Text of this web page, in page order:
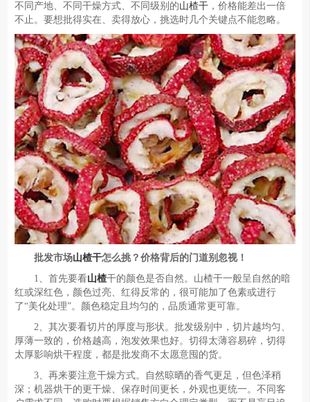
不同产地、不同干燥方式、不同级别的山楂干 ，价格能差出一倍
不止。要想批得实在、卖得放心，挑选时几个关键点不能忽略。
批发市场山楂干怎么挑？价格背后的门道别忽视！
1、首先要看山楂干的颜色是否自然。山楂干一般呈自然的暗
红或深红色，颜色过亮、红得反常的，很可能加了色素或进行
了“美化处理”。颜色稳定且均匀的，品质通常更可靠。
2、其次要看切片的厚度与形状。批发级别中，切片越均匀、
厚薄一致的，价格越高，泡发效果也好。切得太薄容易碎，切得
太厚影响烘干程度，都是批发商不太愿意囤的货。
3、再来要注意干燥方式。自然晾晒的香气更足，但色泽稍
深；机器烘干的更干燥、保存时间更长，外观也更统一。不同客